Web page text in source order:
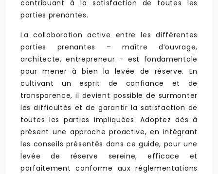
contribuant à la satisfaction de toutes les
parties prenantes.
La collaboration active entre les différentes
parties prenantes – maître d’ouvrage,
architecte, entrepreneur – est fondamentale
pour mener à bien la levée de réserve. En
cultivant un esprit de confiance et de
transparence, il devient possible de surmonter
les difficultés et de garantir la satisfaction de
toutes les parties impliquées. Adoptez dès à
présent une approche proactive, en intégrant
les conseils présentés dans ce guide, pour une
levée de réserve sereine, efficace et
parfaitement conforme aux réglementations